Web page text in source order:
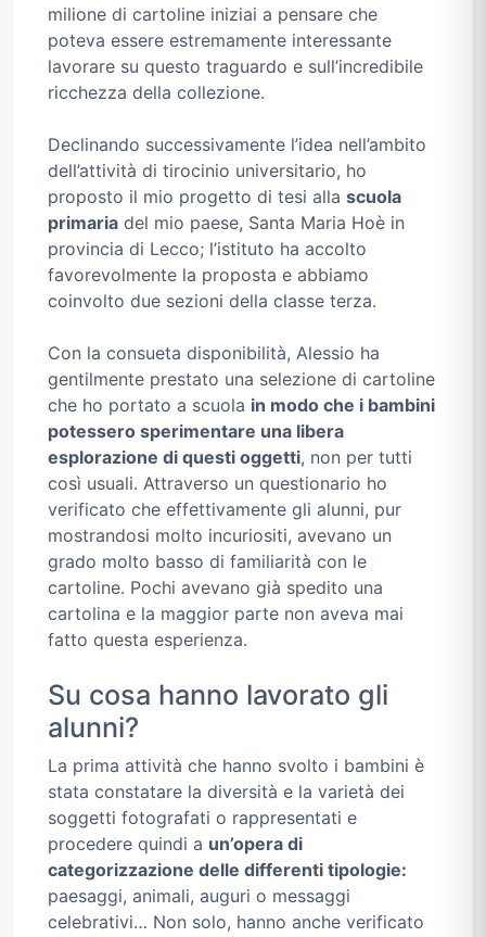
milione di cartoline iniziai a pensare che
poteva essere estremamente interessante
lavorare su questo traguardo e sull’incredibile
ricchezza della collezione.
Declinando successivamente l’idea nell’ambito
dell’attività di tirocinio universitario, ho
proposto il mio progetto di tesi alla scuola
primaria del mio paese, Santa Maria Hoè in
provincia di Lecco; l’istituto ha accolto
favorevolmente la proposta e abbiamo
coinvolto due sezioni della classe terza.
Con la consueta disponibilità, Alessio ha
gentilmente prestato una selezione di cartoline
che ho portato a scuola in modo che i bambini
potessero sperimentare una libera
esplorazione di questi oggetti, non per tutti
così usuali. Attraverso un questionario ho
verificato che effettivamente gli alunni, pur
mostrandosi molto incuriositi, avevano un
grado molto basso di familiarità con le
cartoline. Pochi avevano già spedito una
cartolina e la maggior parte non aveva mai
fatto questa esperienza.
Su cosa hanno lavorato gli
alunni?
La prima attività che hanno svolto i bambini è
stata constatare la diversità e la varietà dei
soggetti fotografati o rappresentati e
procedere quindi a un’opera di
categorizzazione delle differenti tipologie:
paesaggi, animali, auguri o messaggi
celebrativi… Non solo, hanno anche verificato